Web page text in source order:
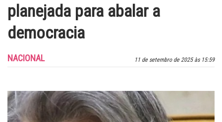
planejada para abalar a
democracia
11 de setembro de 2025 às 15:59
NACIONAL